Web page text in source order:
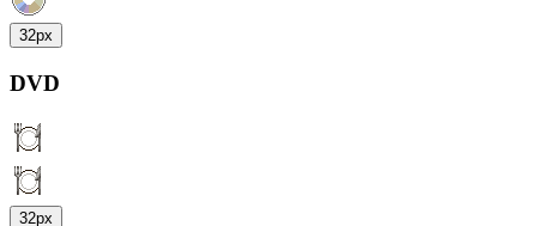
32px
DVD
32px